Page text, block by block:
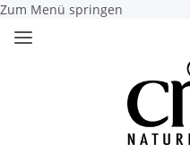
Zum Menü springen